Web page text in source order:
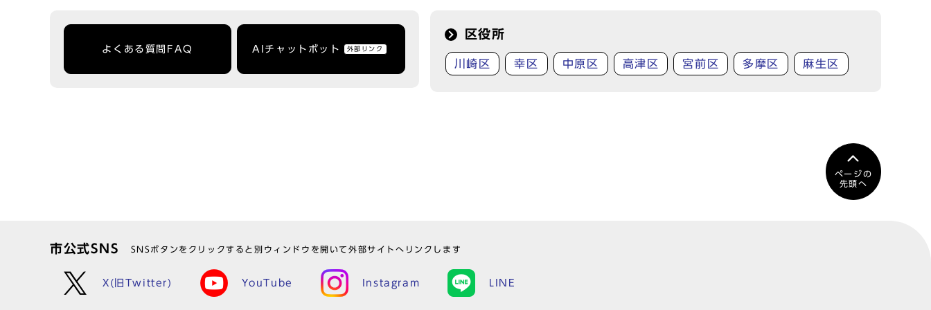
よくある質問FAQ AIチャットボット 外部リンク
区役所
川崎区 幸区 中原区 高津区 宮前区 多摩区 麻生区
ページの
先頭へ
市公式SNS SNSボタンをクリックすると別ウィンドウを開いて外部サイトへリンクします
X(旧Twitter) YouTube Instagram LINE